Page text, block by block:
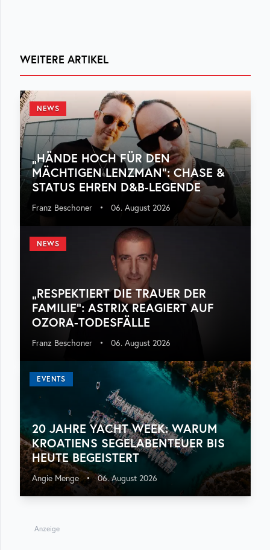
WEITERE ARTIKEL
NEWS
„HÄNDE HOCH FÜR DEN
MÄCHTIGEN LENZMAN“: CHASE &
STATUS EHREN D&B-LEGENDE
Franz Beschoner • 06. August 2026
NEWS
„RESPEKTIERT DIE TRAUER DER
FAMILIE“: ASTRIX REAGIERT AUF
OZORA-TODESFÄLLE
Franz Beschoner • 06. August 2026
EVENTS
20 JAHRE YACHT WEEK: WARUM
KROATIENS SEGELABENTEUER BIS
HEUTE BEGEISTERT
Angie Menge • 06. August 2026
Anzeige